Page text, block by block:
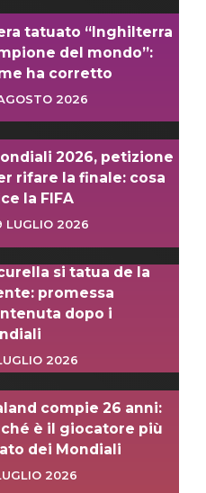
tatuato “Inghilterra
del mondo”:
ha corretto
2026
2026, petizione
rifare la finale: cosa
la FIFA
LUGLIO 2026
si tatua de la
promessa
dopo i
2026
compie 26 anni:
è il giocatore più
dei Mondiali
2026